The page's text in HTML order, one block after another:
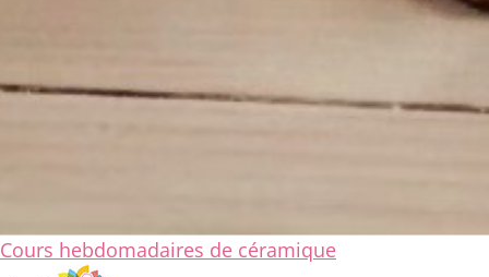
Cours hebdomadaires de céramique